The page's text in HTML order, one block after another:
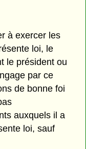
à exercer les
loi, le
le président ou
par ce
de bonne foi
auxquels il a
loi, sauf